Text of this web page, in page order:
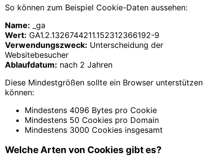
So können zum Beispiel Cookie-Daten aussehen:
Name: _ga
Wert: GA1.2.1326744211.152312366192-9
Verwendungszweck: Unterscheidung der
Websitebesucher
Ablaufdatum: nach 2 Jahren
Diese Mindestgrößen sollte ein Browser unterstützen
können:
Mindestens 4096 Bytes pro Cookie
Mindestens 50 Cookies pro Domain
Mindestens 3000 Cookies insgesamt
Welche Arten von Cookies gibt es?